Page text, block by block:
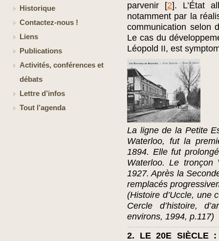
Historique
Contactez-nous !
Liens
Publications
Activités, conférences et
débats
Lettre d’infos
Tout l’agenda
parvenir [2]. L’État
notamment par la
communication selon
Le cas du
Léopold II, est
La ligne de la Petite
Waterloo, fut la
1894. Elle fut
Waterloo. Le tronçon
1927. Après la
remplacés
(Histoire d’Uccle, une
Cercle d’histoire,
environs, 1994, p.117)
2. LE 20E SIÈCLE :